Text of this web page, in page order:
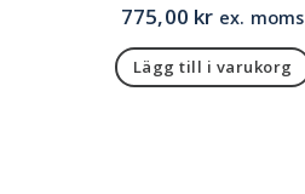
775,00 kr ex. moms
Lägg till i varukorg